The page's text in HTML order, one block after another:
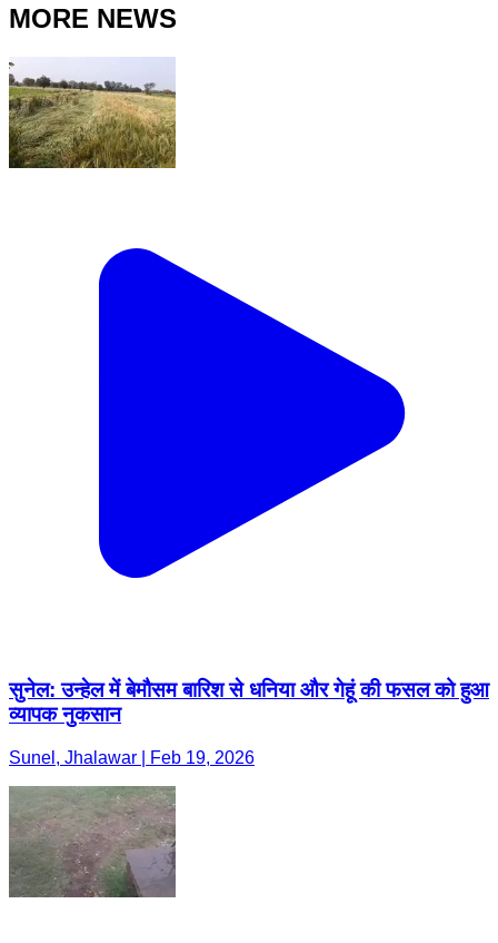
MORE NEWS
सुनेल: उन्हेल में बेमौसम बारिश से धनिया और गेहूं की फसल को हुआ
व्यापक नुकसान
Sunel, Jhalawar | Feb 19, 2026